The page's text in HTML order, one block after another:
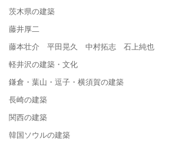
茨木県の建築
藤井厚二
藤本壮介 平田晃久 中村拓志 石上純也
軽井沢の建築・文化
鎌倉・葉山・逗子・横須賀の建築
長崎の建築
関西の建築
韓国ソウルの建築